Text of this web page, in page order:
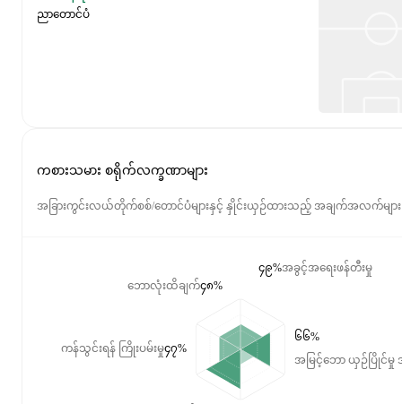
ညာတောင်ပံ
ကစားသမား စရိုက်လက္ခဏာများ
အခြားကွင်းလယ်တိုက်စစ်/တောင်ပံများနှင့် နှိုင်းယှဉ်ထားသည့် အချက်အလက်များ
ဘောလုံးထိချက်၄၈%
ကန်သွင်းရန် ကြိုးပမ်းမှု၄၇%
အခွင့်အရေးဖန်တီးမှု
၄၉%
အမြင့်ဘော ယှဉ်ပြိုင်မှု
၆၆%